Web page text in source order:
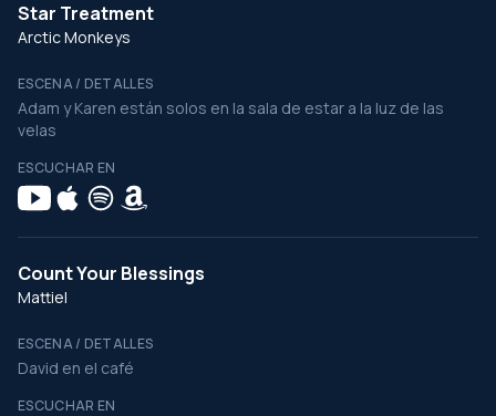
Star Treatment
Arctic Monkeys
ESCENA / DETALLES
Adam y Karen están solos en la sala de estar a la luz de las
velas
ESCUCHAR EN
Count Your Blessings
Mattiel
ESCENA / DETALLES
David en el café
ESCUCHAR EN